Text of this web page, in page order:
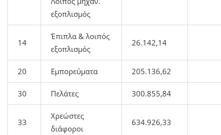
εξοπλισμός
14
Έπιπλα & λοιπός
εξοπλισμός
26.142,14
20 Εμπορεύματα 205.136,62
30 Πελάτες 300.855,84
33
Χρεώστες
διάφοροι
634.926,33